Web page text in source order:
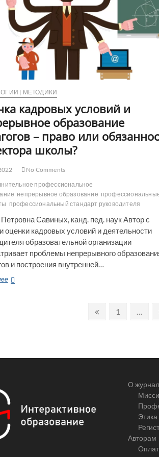
начальной
школы
| МЕТОДИКИ
кадровых условий и
образование
– право или
школы?
No Comments
профессиональное
непрерывное образование
профессиональный стандарт руководителя
Савиных, канд. пед. наук Автор с
оценки кадровых условий и деятельности
образовательной организации
проблемы непрерывного
и построения внутренней…
Оценка
Previous
Page
1 …
О
Авторам